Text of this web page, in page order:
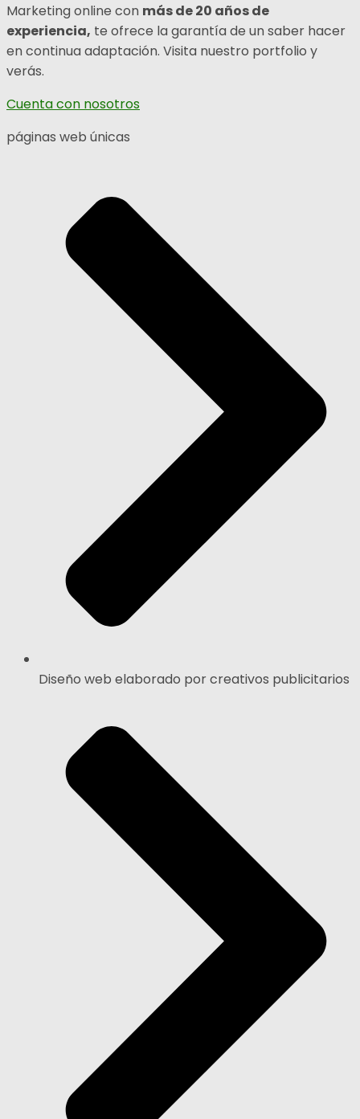
Marketing online con más de 20 años de
experiencia, te ofrece la garantía de un saber hacer
en continua adaptación. Visita nuestro portfolio y
verás.
Cuenta con nosotros
páginas web únicas
Diseño web elaborado por creativos publicitarios